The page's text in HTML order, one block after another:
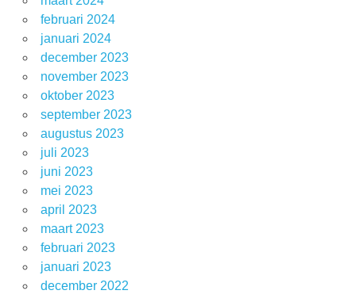
februari 2024
januari 2024
december 2023
november 2023
oktober 2023
september 2023
augustus 2023
juli 2023
juni 2023
mei 2023
april 2023
maart 2023
februari 2023
januari 2023
december 2022